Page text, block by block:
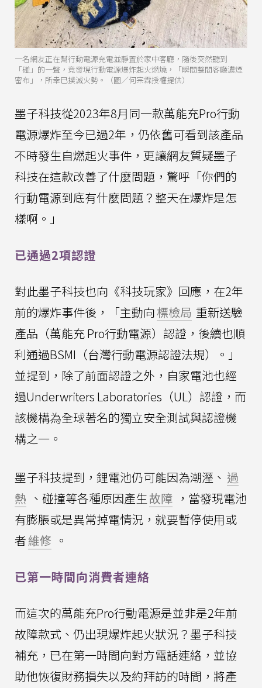
一名網友正在幫行動電源充電並靜置於家中客廳，隨後突然聽到
「碰」的一聲，竟發現行動電源爆炸起火燃燒，「瞬間整間客廳濃煙
密布」，所幸已撲滅火勢。（圖／何宗霖授權提供）
墨子科技從2023年8月同一款萬能充Pro行動
電源爆炸至今已過2年，仍依舊可看到該產品
不時發生自燃起火事件，更讓網友質疑墨子
科技在這款改善了什麼問題，驚呼「你們的
行動電源到底有什麼問題？整天在爆炸是怎
樣啊。」
已通過2項認證
對此墨子科技也向《科技玩家》回應，在2年
前的爆炸事件後，「主動向標檢局 重新送驗
產品（萬能充 Pro行動電源）認證，後續也順
利通過BSMI（台灣行動電源認證法規）。」
並提到，除了前面認證之外，自家電池也經
過Underwriters Laboratories（UL）認證，而
該機構為全球著名的獨立安全測試與認證機
構之一。
墨子科技提到，鋰電池仍可能因為潮溼、 過
熱 、碰撞等各種原因產生故障 ，當發現電池
有膨脹或是異常掉電情況，就要暫停使用或
者維修 。
已第一時間向消費者連絡
而這次的萬能充Pro行動電源是並非是2年前
故障款式、仍出現爆炸起火狀況？墨子科技
補充，已在第一時間向對方電話連絡，並協
助他恢復財務損失以及約拜訪的時間，將產